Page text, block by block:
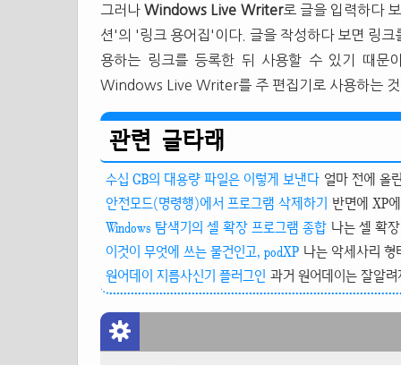
그러나Windows Live Writer로 글을 입력하다
션'의 '링크 용어집'이다. 글을 작성하다 보면 링크
용하는 링크를 등록한 뒤 사용할 수 있기 때문
Windows Live Writer를 주 편집기로 사용하는
관련 글타래
수십 GB의 대용량 파일은 이렇게 보낸다 얼마 전에 올
안전모드(명령행)에서 프로그램 삭제하기 반면에 XP
Windows 탐색기의 셀 확장 프로그램 종합 나는 셀 확
이것이 무엇에 쓰는 물건인고, podXP 나는 악세사리 형
원어데이 지름사신기 플러그인 과거 원어데이는 잘알